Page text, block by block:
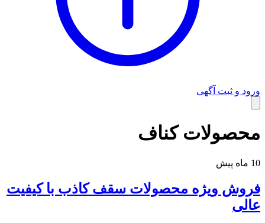
ورود و ثبت آگهی
محصولات کناف
10 ماه پیش
فروش ویژه محصولات سقف کاذب با کیفیت
عالی